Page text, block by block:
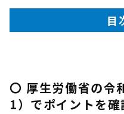
目
〇 厚生労働省の令
1）でポイントを確